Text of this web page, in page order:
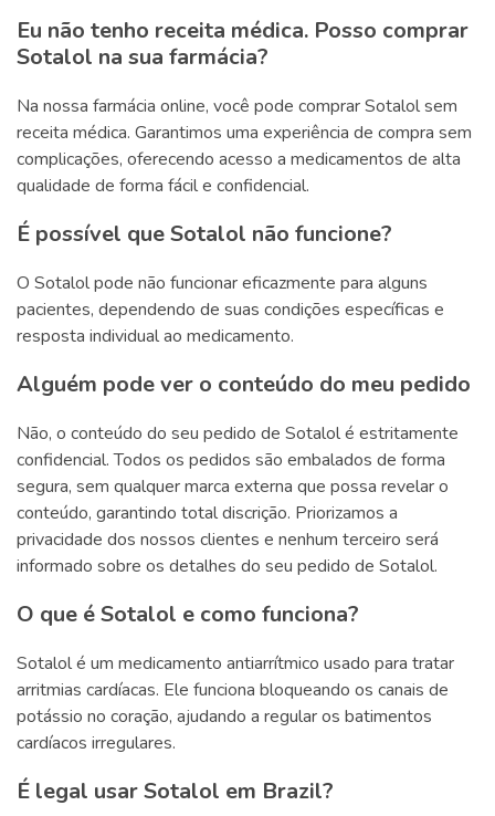
Eu não tenho receita médica. Posso comprar
Sotalol na sua farmácia?
Na nossa farmácia online, você pode comprar Sotalol sem
receita médica. Garantimos uma experiência de compra sem
complicações, oferecendo acesso a medicamentos de alta
qualidade de forma fácil e confidencial.
É possível que Sotalol não funcione?
O Sotalol pode não funcionar eficazmente para alguns
pacientes, dependendo de suas condições específicas e
resposta individual ao medicamento.
Alguém pode ver o conteúdo do meu pedido
Não, o conteúdo do seu pedido de Sotalol é estritamente
confidencial. Todos os pedidos são embalados de forma
segura, sem qualquer marca externa que possa revelar o
conteúdo, garantindo total discrição. Priorizamos a
privacidade dos nossos clientes e nenhum terceiro será
informado sobre os detalhes do seu pedido de Sotalol.
O que é Sotalol e como funciona?
Sotalol é um medicamento antiarrítmico usado para tratar
arritmias cardíacas. Ele funciona bloqueando os canais de
potássio no coração, ajudando a regular os batimentos
cardíacos irregulares.
É legal usar Sotalol em Brazil?